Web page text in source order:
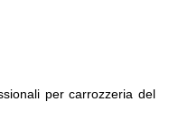
per carrozzeria del